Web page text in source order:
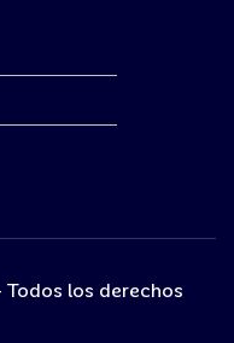
los derechos